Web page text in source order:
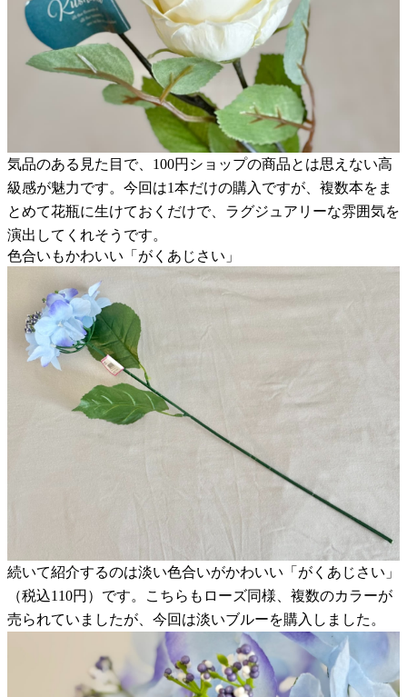
気品のある見た目で、100円ショップの商品とは思えない高
級感が魅力です。今回は1本だけの購入ですが、複数本をま
とめて花瓶に生けておくだけで、ラグジュアリーな雰囲気を
演出してくれそうです。
色合いもかわいい「がくあじさい」
続いて紹介するのは淡い色合いがかわいい「がくあじさい」
（税込110円）です。こちらもローズ同様、複数のカラーが
売られていましたが、今回は淡いブルーを購入しました。